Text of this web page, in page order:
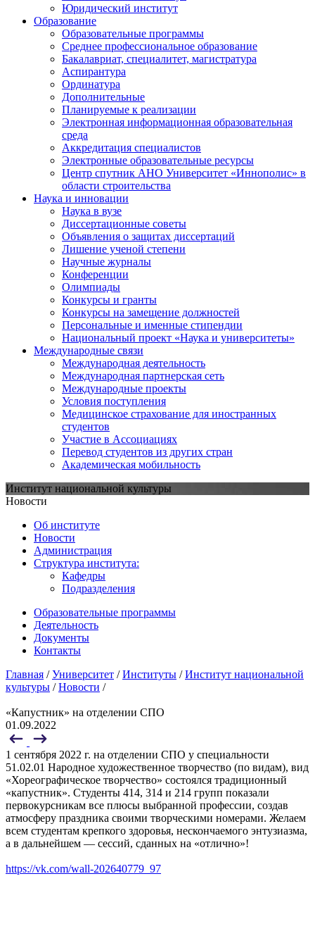
Юридический институт
Образование
Образовательные программы
Среднее профессиональное образование
Бакалавриат, специалитет, магистратура
Аспирантура
Ординатура
Дополнительные
Планируемые к реализации
Электронная информационная образовательная
среда
Аккредитация специалистов
Электронные образовательные ресурсы
Центр спутник АНО Университет «Иннополис» в
области строительства
Наука и инновации
Наука в вузе
Диссертационные советы
Объявления о защитах диссертаций
Лишение ученой степени
Научные журналы
Конференции
Олимпиады
Конкурсы и гранты
Конкурсы на замещение должностей
Персональные и именные стипендии
Национальный проект «Наука и университеты»
Международные связи
Международная деятельность
Международная партнерская сеть
Международные проекты
Условия поступления
Медицинское страхование для иностранных
студентов
Участие в Ассоциациях
Перевод студентов из других стран
Академическая мобильность
Институт национальной культуры
Новости
Об институте
Новости
Администрация
Структура института:
Кафедры
Подразделения
Образовательные программы
Деятельность
Документы
Контакты
Главная /Университет /Институты /Институт национальной
культуры /Новости /
«Капустник» на отделении СПО
01.09.2022
1 сентября 2022 г. на отделении СПО у специальности
51.02.01 Народное художественное творчество (по видам), вид
«Хореографическое творчество» состоялся традиционный
«капустник». Студенты 414, 314 и 214 групп показали
первокурсникам все плюсы выбранной профессии, создав
атмосферу праздника своими творческими номерами. Желаем
всем студентам крепкого здоровья, нескончаемого энтузиазма,
а в дальнейшем — сессий, сданных на «отлично»!
https://vk.com/wall-202640779_97